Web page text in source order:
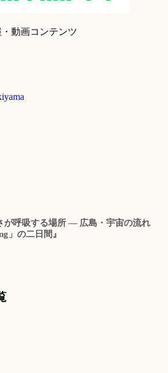
動画コンテンツ
が呼吸する場所 ― 広島・宇宙の流れ
」の二日間』